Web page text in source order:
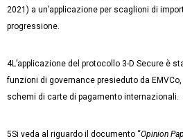
2021) a un’applicazione per scaglioni di
progressione.
4L’applicazione del protocollo 3-D Secure è
funzioni di governance presieduto da
schemi di carte di pagamento internazionali.
5Si veda al riguardo il documento “Opinion